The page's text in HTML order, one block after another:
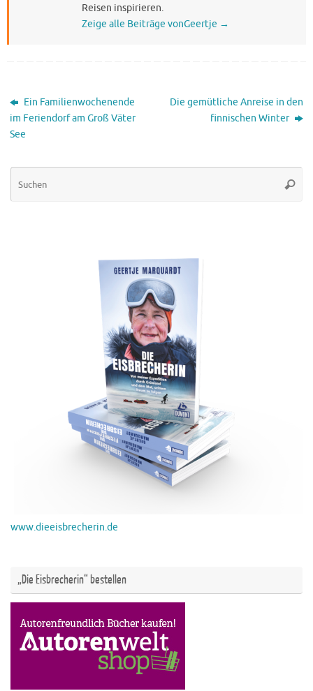
Reisen inspirieren.
Zeige alle Beiträge vonGeertje →
Ein Familienwochenende
im Feriendorf am Groß Väter
See
Die gemütliche Anreise in den
finnischen Winter
www.dieeisbrecherin.de
„Die Eisbrecherin“ bestellen